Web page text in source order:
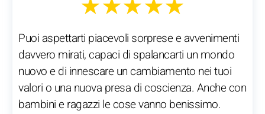
Puoi aspettarti piacevoli sorprese e avvenimenti
davvero mirati, capaci di spalancarti un mondo
nuovo e di innescare un cambiamento nei tuoi
valori o una nuova presa di coscienza. Anche con
bambini e ragazzi le cose vanno benissimo.